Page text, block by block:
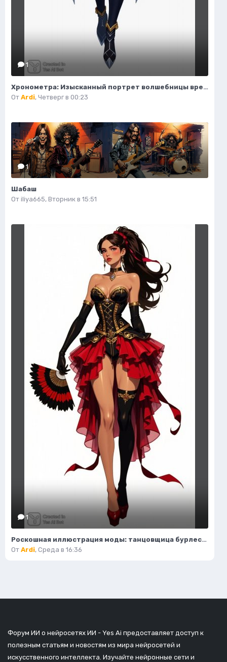
1
Хронометра: Изысканный портрет волшебницы времени и моды. Изображение из нейронной сети Flux Ai
От Ardi, Четверг в 00:23
1
Шабаш
От iliya665, Вторник в 15:51
1
Роскошная иллюстрация моды: танцовщица бурлеска в стиле Мулен Руж. Нейронная сеть Flux Ai
От Ardi, Среда в 16:36
Форум ИИ о нейросетях ИИ - Yes Ai предоставляет доступ к
полезным статьям и новостям из мира нейросетей и
искусственного интеллекта. Изучайте нейронные сети и